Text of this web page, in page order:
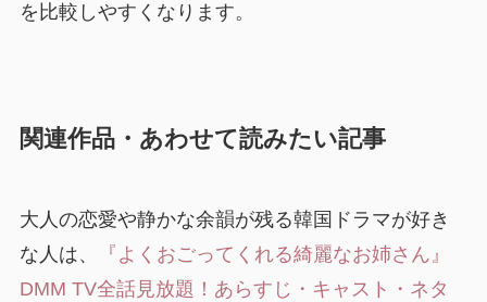
を比較しやすくなります。
関連作品・あわせて読みたい記事
大人の恋愛や静かな余韻が残る韓国ドラマが好き
な人は、
『よくおごってくれる綺麗なお姉さん』
DMM TV全話見放題！あらすじ・キャスト・ネタ